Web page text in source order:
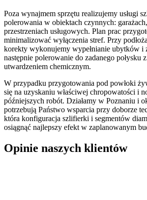
Poza wynajmem sprzętu realizujemy usługi
polerowania w obiektach czynnych:
przestrzeniach usługowych. Plan prac
minimalizować wyłączenia stref. Przy
korekty wykonujemy wypełnianie ubytków i
następnie polerowanie do zadanego połysku
utwardzeniem chemicznym.
W przypadku przygotowania pod powłoki
się na uzyskaniu właściwej chropowatości i
późniejszych robót. Działamy w Poznaniu i
potrzebują Państwo wsparcia przy doborze
która konfiguracja szlifierki i segmentów
osiągnąć najlepszy efekt w zaplanowanym
Opinie naszych klientów